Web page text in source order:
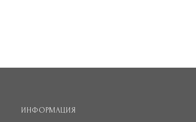
ИНФОРМАЦИЯ